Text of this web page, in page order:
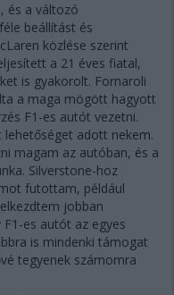
és a változó
beállítást és
közlése szerint
a 21 éves fiatal,
is gyakorolt. Fornaroli
a maga mögött hagyott
F1-es autót vezetni.
lehetőséget adott nekem.
magam az autóban, és a
Silverstone-hoz
futottam, például
jobban
es autót az egyes
is mindenki támogat
tegyenek számomra